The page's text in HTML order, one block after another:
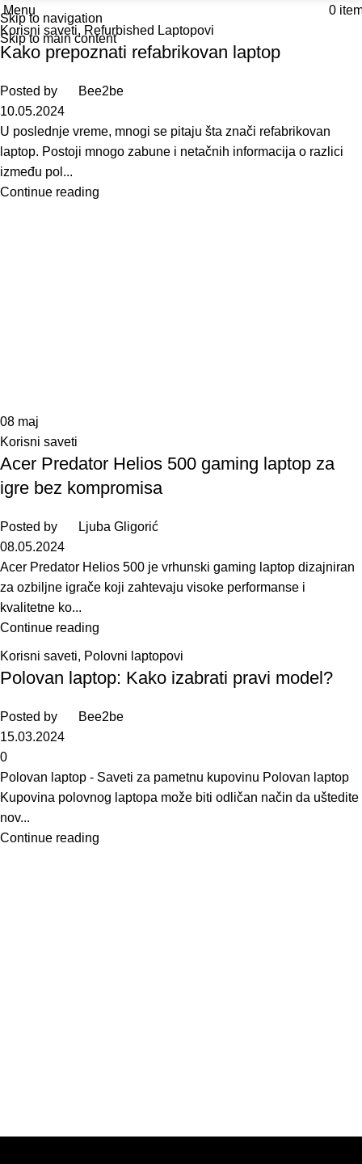
Skip to navigation
Skip to main content
Menu 0
Korisni saveti, Refurbished Laptopovi
Kako prepoznati refabrikovan laptop
Posted by
Bee2be
10.05.2024
U poslednje vreme, mnogi se pitaju šta znači refabrikovan
laptop. Postoji mnogo zabune i netačnih informacija o razlici
između pol...
Continue reading
08 maj
Korisni saveti
Acer Predator Helios 500 gaming laptop za
igre bez kompromisa
Posted by
Ljuba Gligorić
08.05.2024
Acer Predator Helios 500 je vrhunski gaming laptop dizajniran
za ozbiljne igrače koji zahtevaju visoke performanse i
kvalitetne ko...
Continue reading
Korisni saveti, Polovni laptopovi
Polovan laptop: Kako izabrati pravi model?
Posted by
Bee2be
15.03.2024
0
Polovan laptop - Saveti za pametnu kupovinu Polovan laptop
Kupovina polovnog laptopa može biti odličan način da uštedite
nov...
Continue reading